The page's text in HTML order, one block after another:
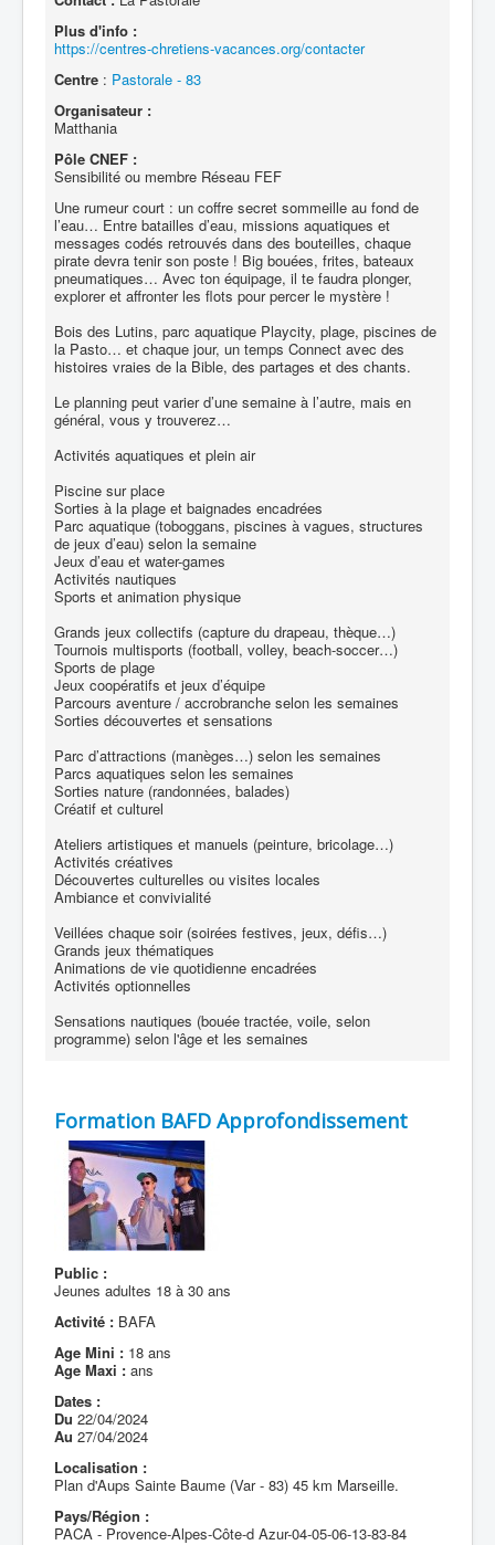
Plus d'info :
https://centres-chretiens-vacances.org/contacter
Centre : Pastorale - 83
Organisateur :
Matthania
Pôle CNEF :
Sensibilité ou membre Réseau FEF
Une rumeur court : un coffre secret sommeille au fond de
l’eau… Entre batailles d’eau, missions aquatiques et
messages codés retrouvés dans des bouteilles, chaque
pirate devra tenir son poste ! Big bouées, frites, bateaux
pneumatiques… Avec ton équipage, il te faudra plonger,
explorer et affronter les flots pour percer le mystère !
Bois des Lutins, parc aquatique Playcity, plage, piscines de
la Pasto… et chaque jour, un temps Connect avec des
histoires vraies de la Bible, des partages et des chants.
Le planning peut varier d’une semaine à l’autre, mais en
général, vous y trouverez…
Activités aquatiques et plein air
Piscine sur place
Sorties à la plage et baignades encadrées
Parc aquatique (toboggans, piscines à vagues, structures
de jeux d’eau) selon la semaine
Jeux d’eau et water-games
Activités nautiques
Sports et animation physique
Grands jeux collectifs (capture du drapeau, thèque…)
Tournois multisports (football, volley, beach-soccer…)
Sports de plage
Jeux coopératifs et jeux d’équipe
Parcours aventure / accrobranche selon les semaines
Sorties découvertes et sensations
Parc d’attractions (manèges…) selon les semaines
Parcs aquatiques selon les semaines
Sorties nature (randonnées, balades)
Créatif et culturel
Ateliers artistiques et manuels (peinture, bricolage…)
Activités créatives
Découvertes culturelles ou visites locales
Ambiance et convivialité
Veillées chaque soir (soirées festives, jeux, défis…)
Grands jeux thématiques
Animations de vie quotidienne encadrées
Activités optionnelles
Sensations nautiques (bouée tractée, voile, selon
programme) selon l'âge et les semaines
Formation BAFD Approfondissement
Public :
Jeunes adultes 18 à 30 ans
Activité : BAFA
Age Mini : 18 ans
Age Maxi : ans
Dates :
Du 22/04/2024
Au 27/04/2024
Localisation :
Plan d'Aups Sainte Baume (Var - 83) 45 km Marseille.
Pays/Région :
PACA - Provence-Alpes-Côte-d Azur-04-05-06-13-83-84